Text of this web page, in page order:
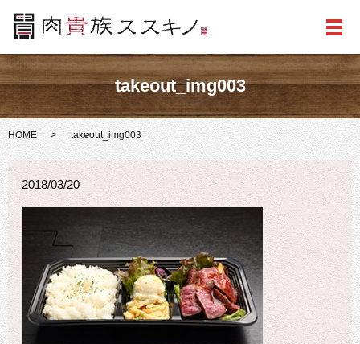
メ
takeout_img003
HOME takeout_img003
2018/03/20